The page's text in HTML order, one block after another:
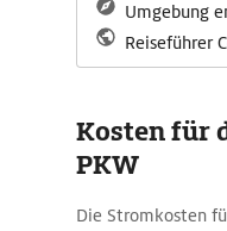
Umgebung
Reiseführer
Kosten für
PKW
Die Stromkosten